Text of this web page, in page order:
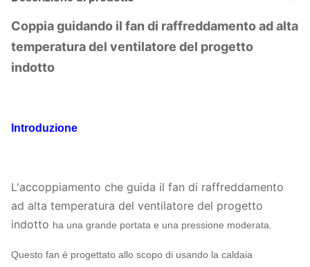
Coppia guidando il fan di raffreddamento ad alta
temperatura del ventilatore del progetto
indotto
Introduzione
L'accoppiamento che guida il fan di raffreddamento
ad alta temperatura del ventilatore del progetto
indotto ha una grande portata e una pressione moderata.
Questo fan è progettato allo scopo di usando la caldaia